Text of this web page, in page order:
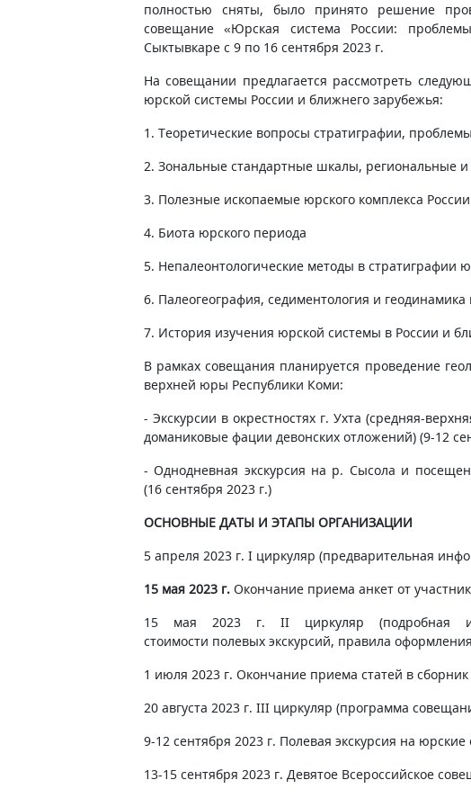
полностью сняты, было принято решение
совещание «Юрская система России:
Сыктывкаре с 9 по 16 сентября 2023 г.
На совещании предлагается рассмотреть
юрской системы России и ближнего зарубежья:
1. Теоретические вопросы стратиграфии,
2. Зональные стандартные шкалы, региональные
3. Полезные ископаемые юрского комплекса России
4. Биота юрского периода
5. Непалеонтологические методы в стратиграфии
6. Палеогеография, седиментология и
7. История изучения юрской системы в России и
В рамках совещания планируется проведение
верхней юры Республики Коми:
- Экскурсии в окрестностях г. Ухта (средняя-
доманиковые фации девонских отложений) (9-12
- Однодневная экскурсия на р. Сысола и
(16 сентября 2023 г.)
ОСНОВНЫЕ ДАТЫ И ЭТАПЫ ОРГАНИЗАЦИИ
5 апреля 2023 г. I циркуляр (предварительная
15 мая 2023 г. Окончание приема анкет от
15 мая 2023 г. II циркуляр (подробная
стоимости полевых экскурсий, правила
1 июля 2023 г. Окончание приема статей в
20 августа 2023 г. III циркуляр (программа
9-12 сентября 2023 г. Полевая экскурсия на
13-15 сентября 2023 г. Девятое Всероссийское